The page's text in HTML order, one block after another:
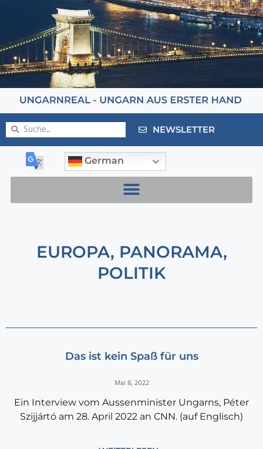
NEWSLETTER
German
EUROPA, PANORAMA,
POLITIK
Das ist kein Spaß für uns
Mai 8, 2022
Ein Interview vom Aussenminister Ungarns, Péter
Szijjártó am 28. April 2022 an CNN. (auf Englisch)